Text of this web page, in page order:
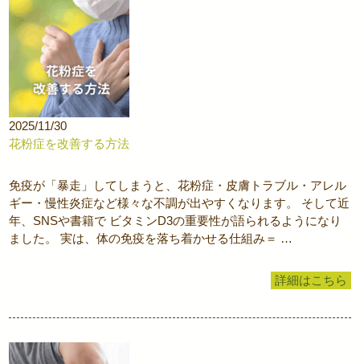
2025/11/30
花粉症を改善する方法
免疫が「暴走」してしまうと、花粉症・皮膚トラブル・アレル
ギー・慢性炎症など様々な不調が出やすくなります。 そして近
年、SNSや書籍で ビタミンD3の重要性が語られるようになり
ました。 実は、体の免疫を落ち着かせる仕組み＝ …
詳細はこちら